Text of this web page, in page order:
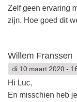
Zelf geen ervaring
zijn. Hoe goed dit
Willem Franssen
di 10 maart 2020 -
Hi Luc,
En misschien heb